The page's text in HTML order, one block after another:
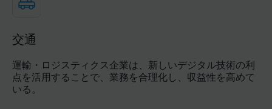
交通
運輸・ロジスティクス企業は、新しいデジタル技術の利
点を活用することで、業務を合理化し、収益性を高めて
いる。